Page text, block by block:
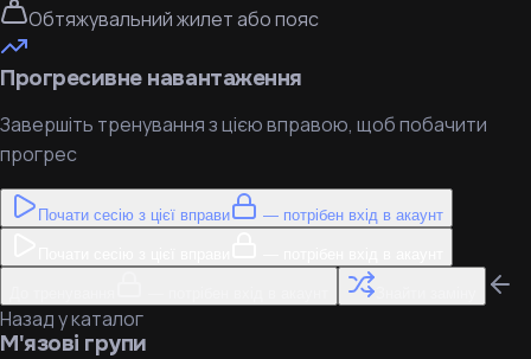
Обтяжувальний жилет або пояс
Прогресивне навантаження
Завершіть тренування з цією вправою, щоб побачити
прогрес
Почати сесію з цієї вправи — потрібен вхід в акаунт
Назад у каталог
М'язові групи